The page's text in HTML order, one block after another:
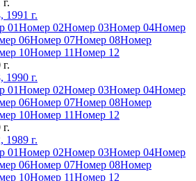
1991 г.
01Номер 02Номер 03Номер 04Номер
06Номер 07Номер 08Номер
10Номер 11Номер 12
1990 г.
01Номер 02Номер 03Номер 04Номер
06Номер 07Номер 08Номер
10Номер 11Номер 12
1989 г.
01Номер 02Номер 03Номер 04Номер
06Номер 07Номер 08Номер
10Номер 11Номер 12